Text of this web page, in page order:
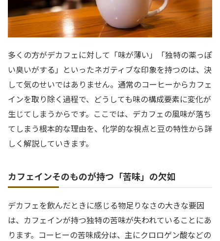
多くの方がデカフェに対して「味が薄い」「独特の薬っぽ
い臭いがする」といったネガティブな印象を持つのは、決
して気のせいではありません。通常のコーヒーからカフェ
インを取り除く過程で、どうしても味の構成要素に変化が
生じてしまうからです。ここでは、デカフェの風味が落ち
てしまう根本的な理由を、化学的な視点と豆の特性から詳
しく解説していきます。
カフェインそのものが持つ「苦味」の欠如
デカフェを飲んだときに感じる物足りなさの大きな要因
は、カフェインが持つ独特の苦味が失われていることにあ
ります。コーヒーの苦味成分は、主にクロロゲン酸などの